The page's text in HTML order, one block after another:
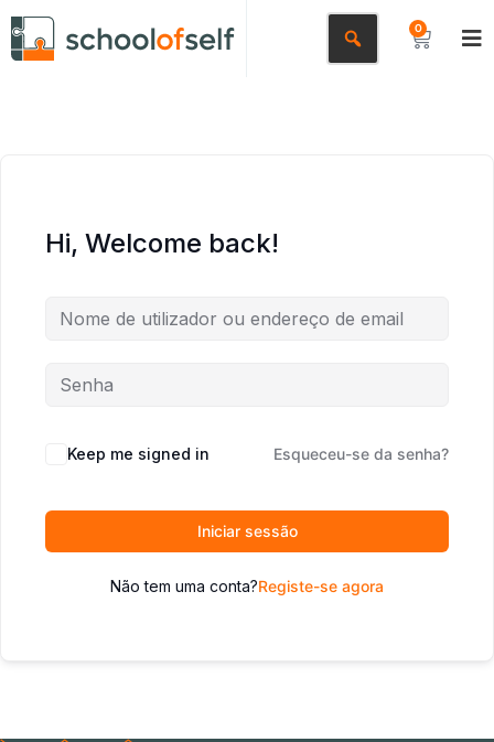
0
Hi, Welcome back!
Keep me signed in Esqueceu-se da senha?
Iniciar sessão
Não tem uma conta?Registe-se agora